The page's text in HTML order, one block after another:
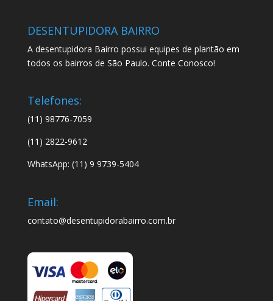
DESENTUPIDORA BAIRRO
A desentupidora Bairro possui equipes de plantão em
todos os bairros de São Paulo. Conte Conosco!
Telefones:
(11) 98776-7059
(11) 2822-9612
WhatsApp: (11) 9 9739-5404
Email:
contato@desentupidorabairro.com.br